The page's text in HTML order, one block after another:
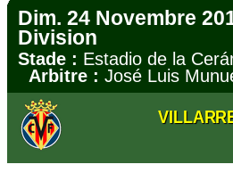
Dim. 24 Novembre
Division
Stade : Estadio de la
Arbitre : José Luis